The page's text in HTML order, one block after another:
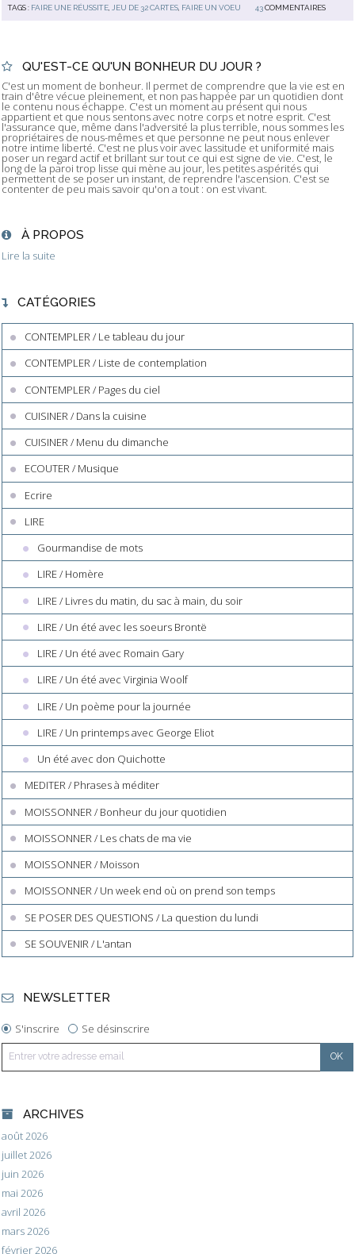
TAGS : FAIRE UNE RÉUSSITE JEU DE 32 CARTES FAIRE UN VOEU 43 COMMENTAIRES
QU'EST-CE QU'UN BONHEUR DU JOUR ?
C'est un moment de bonheur. Il permet de comprendre que la vie est en
train d'être vécue pleinement, et non pas happée par un quotidien dont
le contenu nous échappe. C'est un moment au présent qui nous
appartient et que nous sentons avec notre corps et notre esprit. C'est
l'assurance que, même dans l'adversité la plus terrible, nous sommes les
propriétaires de nous-mêmes et que personne ne peut nous enlever
notre intime liberté. C'est ne plus voir avec lassitude et uniformité mais
poser un regard actif et brillant sur tout ce qui est signe de vie. C'est, le
long de la paroi trop lisse qui mène au jour, les petites aspérités qui
permettent de se poser un instant, de reprendre l'ascension. C'est se
contenter de peu mais savoir qu'on a tout : on est vivant.
À PROPOS
Lire la suite
CATÉGORIES
CONTEMPLER / Le tableau du jour
CONTEMPLER / Liste de contemplation
CONTEMPLER / Pages du ciel
CUISINER / Dans la cuisine
CUISINER / Menu du dimanche
ECOUTER / Musique
Ecrire
LIRE
Gourmandise de mots
LIRE / Homère
LIRE / Livres du matin, du sac à main, du soir
LIRE / Un été avec les soeurs Brontë
LIRE / Un été avec Romain Gary
LIRE / Un été avec Virginia Woolf
LIRE / Un poème pour la journée
LIRE / Un printemps avec George Eliot
Un été avec don Quichotte
MEDITER / Phrases à méditer
MOISSONNER / Bonheur du jour quotidien
MOISSONNER / Les chats de ma vie
MOISSONNER / Moisson
MOISSONNER / Un week end où on prend son temps
SE POSER DES QUESTIONS / La question du lundi
SE SOUVENIR / L'antan
NEWSLETTER
S'inscrire Se désinscrire
ARCHIVES
août 2026
juillet 2026
juin 2026
mai 2026
avril 2026
mars 2026
février 2026